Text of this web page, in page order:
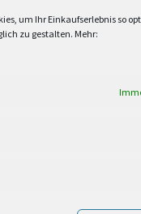
um Ihr Einkaufserlebnis so
zu gestalten. Mehr:
Versandkostenfrei ab 59,90
oder gewerblichen Tätigkeit.
sind Warenzeichen oder
Weitere Informationen und
Ab 79,- Nettowarenwert. Es
©2002-2021 TEUTO LICHT